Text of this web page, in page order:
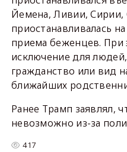
Йемена, Ливии, Сирии,
приостанавливалась
приема беженцев. При
исключение для
гражданство или вид
ближайших
Ранее Трамп заявлял,
невозможно из-за
417